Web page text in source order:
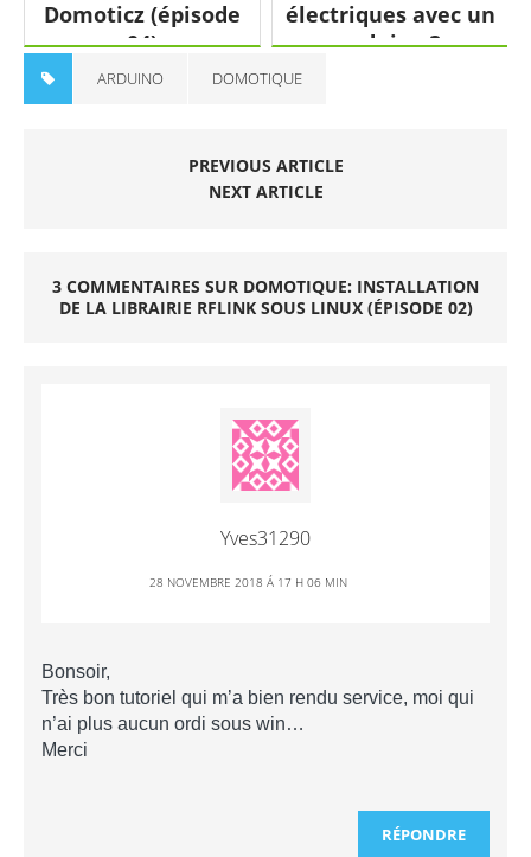
Domoticz (épisode
04)
électriques avec un
arduino ?
ARDUINO DOMOTIQUE
PREVIOUS ARTICLE
NEXT ARTICLE
3 COMMENTAIRES SUR DOMOTIQUE: INSTALLATION
DE LA LIBRAIRIE RFLINK SOUS LINUX (ÉPISODE 02)
Yves31290
28 NOVEMBRE 2018 Á 17 H 06 MIN
Bonsoir,
Très bon tutoriel qui m’a bien rendu service, moi qui
n’ai plus aucun ordi sous win…
Merci
RÉPONDRE